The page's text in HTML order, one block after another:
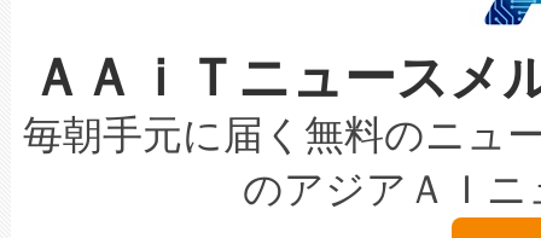
取得できる可能性もあります
設には、3億～4億ドルかか
最高経営責任者（CEO）であ
す。「当社のfully-connected
限を超えて利用可能な電力容
持できるよう貢献します。こ
ービスレベル契約（SLA）違
テリー性能の劣化によるダウ
念は、現在データセンターが
なレーザースポットにより、
な環境下でも豊かなディテー
キロメートル範囲を検出
LiDAR for Inspections,
は1535 nmレーザーを搭載。
ＡＡｉＴニュース
毎朝手元に届く無料のニュ
のアジアＡＩ